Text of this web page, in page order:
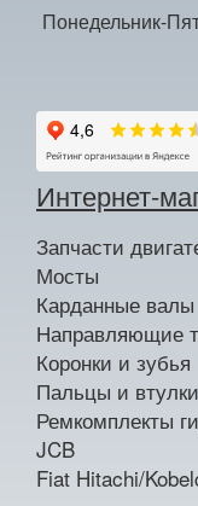
Понедельник-
Интернет-
Запчасти
Мосты
Карданные валы
Направляющие
Коронки и зубья
Пальцы и втулки
Ремкомплекты
JCB
Fiat Hitachi/